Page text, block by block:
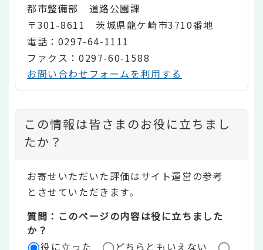
都市整備部 道路公園課
〒301-8611 茨城県龍ケ崎市3710番地
電話：0297-64-1111
ファクス：0297-60-1588
お問い合わせフォームを利用する
コ
ン
テ
ン
ツ
評
この情報は皆さまのお役に立ちまし
たか？
お寄せいただいた評価はサイト運営の参考
とさせていただきます。
質問：このページの内容は役に立ちました
か？
役に立った
どちらともいえない